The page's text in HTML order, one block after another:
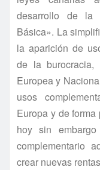
desarrollo de la
Básica». La
la aparición de
de la
Europea y
usos
Europa y de
hoy sin
complementario
crear nuevas